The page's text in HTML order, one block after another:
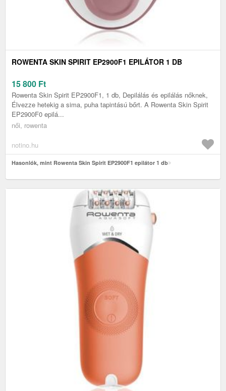
ROWENTA SKIN SPIRIT EP2900F1 EPILÁTOR 1 DB
15 800 Ft
Rowenta Skin Spirit EP2900F1, 1 db, Depilálás és epilálás nőknek,
Élvezze hetekig a sima, puha tapintású bőrt. A Rowenta Skin Spirit
EP2900F0 epilá...
női, rowenta
notino.hu
Hasonlók, mint Rowenta Skin Spirit EP2900F1 epilátor 1 db